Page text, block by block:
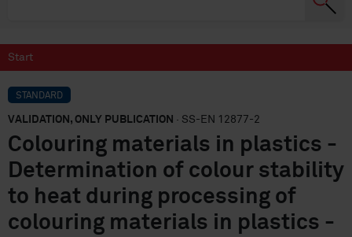
Start
STANDARD
VALIDATION, ONLY PUBLICATION · SS-EN 12877-2
Colouring materials in plastics -
Determination of colour stability
to heat during processing of
colouring materials in plastics -